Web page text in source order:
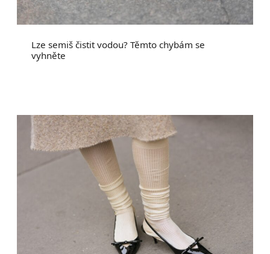
Lze semiš čistit vodou? Těmto chybám se
vyhněte